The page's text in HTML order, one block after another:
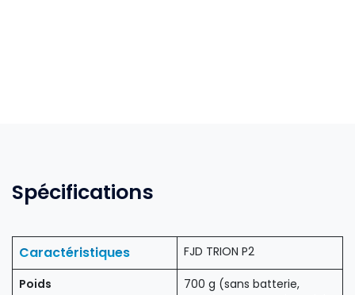
Spécifications
Caractéristiques FJD TRION P2
Poids
700 g (sans batterie,